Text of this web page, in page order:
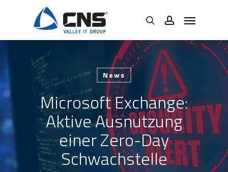
main
searchaccount
Menu
News
Microsoft Exchange:
Aktive Ausnutzung
einer Zero-Day
Schwachstelle